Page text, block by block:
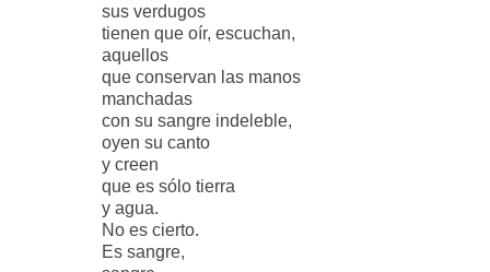
sus verdugos
tienen que oír, escuchan,
aquellos
que conservan las manos
manchadas
con su sangre indeleble,
oyen su canto
y creen
que es sólo tierra
y agua.
No es cierto.
Es sangre,